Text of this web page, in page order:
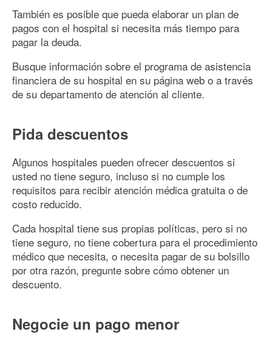
También es posible que pueda elaborar un plan de
pagos con el hospital si necesita más tiempo para
pagar la deuda.
Busque información sobre el programa de asistencia
financiera de su hospital en su página web o a través
de su departamento de atención al cliente.
Pida descuentos
Algunos hospitales pueden ofrecer descuentos si
usted no tiene seguro, incluso si no cumple los
requisitos para recibir atención médica gratuita o de
costo reducido.
Cada hospital tiene sus propias políticas, pero si no
tiene seguro, no tiene cobertura para el procedimiento
médico que necesita, o necesita pagar de su bolsillo
por otra razón, pregunte sobre cómo obtener un
descuento.
Negocie un pago menor